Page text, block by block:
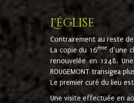
L'église
Contrairement au reste
La copie du 16ème d’une
renouvelée en 1248.
ROUGEMONT transigea
Le premier curé du lieu
Une visite effectuée en